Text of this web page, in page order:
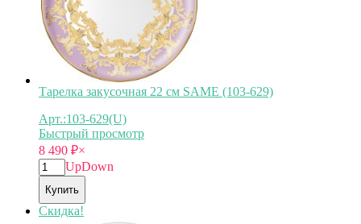
Тарелка закусочная 22 см SAME (103-629)
Арт.:103-629(U)
Быстрый просмотр
8 490 ₽×
UpDown
Купить
Скидка!